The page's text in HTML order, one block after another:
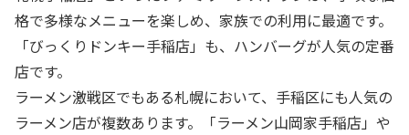
格で多様なメニューを楽しめ、家族での利用に最適です。
「びっくりドンキー手稲店」も、ハンバーグが人気の定番
店です。
ラーメン激戦区でもある札幌において、手稲区にも人気の
ラーメン店が複数あります。「ラーメン山岡家手稲店」や